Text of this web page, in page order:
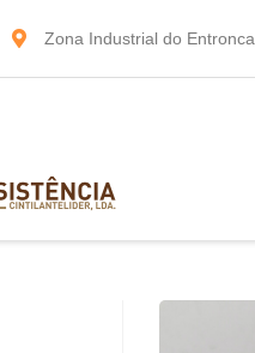
Zona Industrial do